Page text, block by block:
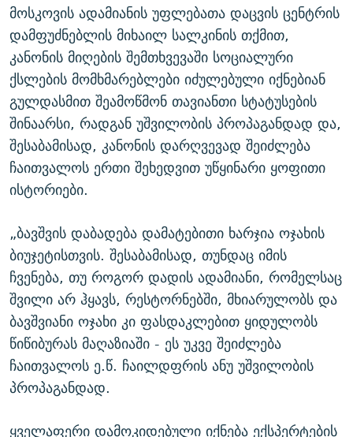
მოსკოვის ადამიანის უფლებათა დაცვის ცენტრის
დამფუძნებლის მიხაილ სალკინის თქმით,
კანონის მიღების შემთხვევაში სოციალური
ქსლების მომხმარებლები იძულებული იქნებიან
გულდასმით შეამოწმონ თავიანთი სტატუსების
შინაარსი, რადგან უშვილობის პროპაგანდად და,
შესაბამისად, კანონის დარღვევად შეიძლება
ჩაითვალოს ერთი შეხედვით უწყინარი ყოფითი
ისტორიები.
„ბავშვის დაბადება დამატებითი ხარჯია ოჯახის
ბიუჯეტისთვის. შესაბამისად, თუნდაც იმის
ჩვენება, თუ როგორ დადის ადამიანი, რომელსაც
შვილი არ ჰყავს, რესტორნებში, მხიარულობს და
ბავშვიანი ოჯახი კი ფასდაკლებით ყიდულობს
წიწიბურას მაღაზიაში - ეს უკვე შეიძლება
ჩაითვალოს ე.წ. ჩაილდფრის ანუ უშვილობის
პროპაგანდად.
ყველაფერი დამოკიდებული იქნება ექსპერტების